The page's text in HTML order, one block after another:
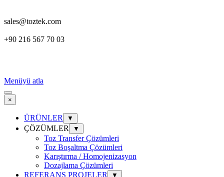
sales@toztek.com
+90 216 567 70 03
Menüyü atla
×
ÜRÜNLER ▼
ÇÖZÜMLER ▼
Toz Transfer Çözümleri
Toz Boşaltma Çözümleri
Karıştırma / Homojenizasyon
Dozajlama Çözümleri
REFERANS PROJELER
▼